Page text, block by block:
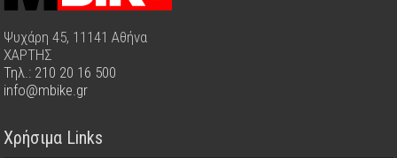
Ψυχάρη 45, 11141 Αθήνα
ΧΑΡΤΗΣ
Τηλ.: 210 20 16 500
info@mbike.gr
Χρήσιμα Links